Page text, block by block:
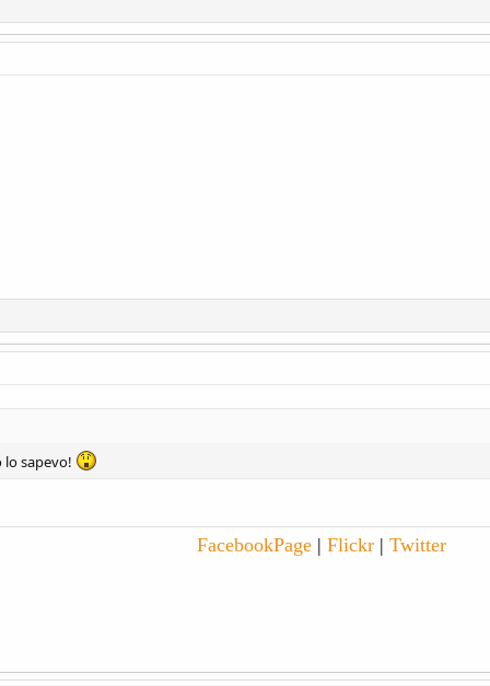
lo sapevo!
FacebookPage | Flickr | Twitter